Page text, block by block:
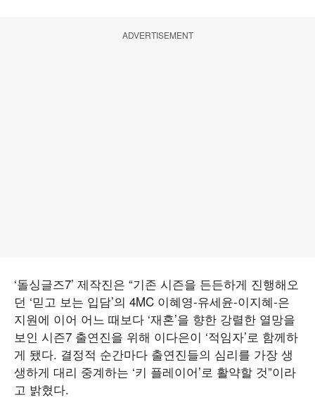
ADVERTISEMENT
‘돌싱글즈7’ 제작진은 “기존 시즌을 든든하게 진행해오
던 ‘믿고 보는 입담’의 4MC 이혜영-유세윤-이지혜-은
지원에 이어 어느 때보다 ‘재혼’을 향한 강렬한 열망을
보인 시즌7 출연진을 위해 이다은이 ‘적임자’로 함께하
게 됐다. 결정적 순간마다 출연진들의 심리를 가장 생
생하게 대리 중계하는 ‘키 플레이어’로 활약할 것”이라
고 밝혔다.